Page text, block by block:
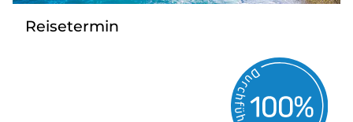
Reisetermin